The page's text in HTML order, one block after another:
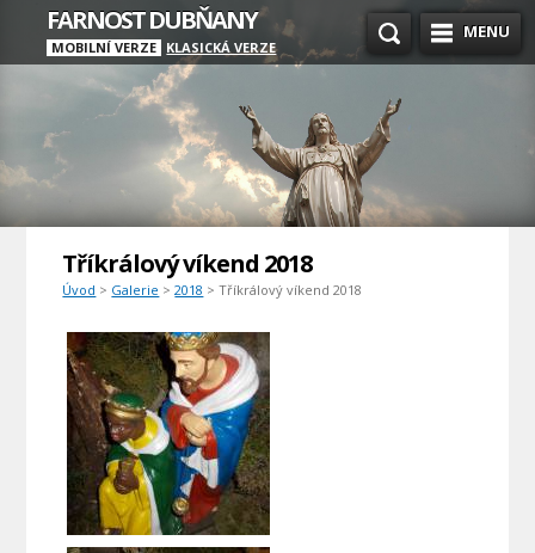
MENU
FARNOST DUBŇANY
MOBILNÍ VERZE KLASICKÁ VERZE
Tříkrálový víkend 2018
Úvod > Galerie >2018 > Tříkrálový víkend 2018